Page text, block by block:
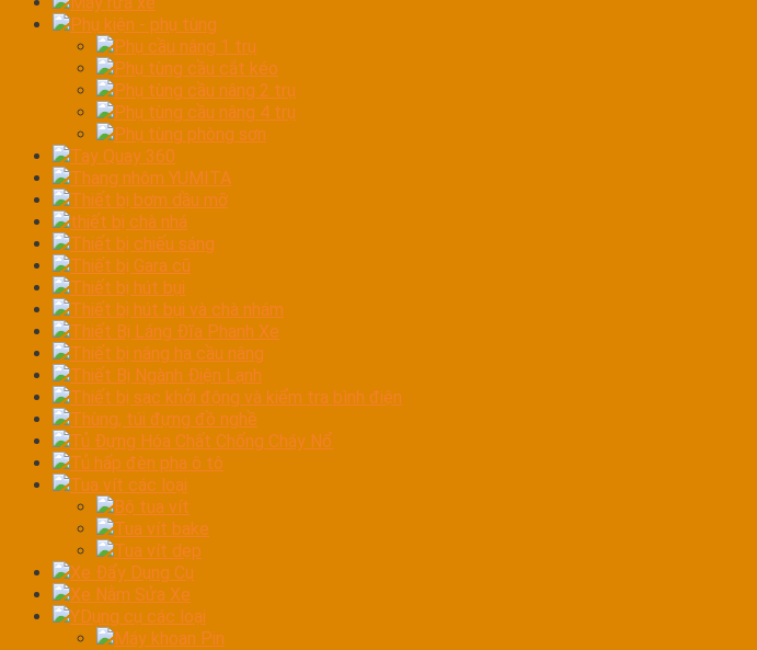
Phụ kiện - phụ tùng
Phụ cầu nâng 1 trụ
Phụ tùng cầu cắt kéo
Phụ tùng cầu nâng 2 trụ
Phụ tùng cầu nâng 4 trụ
Phụ tùng phòng sơn
Tay Quay 360
Thang nhôm YUMITA
Thiết bị bơm dầu mỡ
thiết bị chà nhá
Thiết bị chiếu sáng
Thiết bị Gara cũ
Thiết bị hút bụi
Thiết bị hút bụi và chà nhám
Thiết Bị Láng Đĩa Phanh Xe
Thiết bị nâng hạ cầu nâng
Thiết Bị Ngành Điện Lạnh
Thiết bị sạc khởi động và kiểm tra bình điện
Thùng, túi đựng đồ nghề
Tủ Đựng Hóa Chất Chống Cháy Nổ
Tủ hấp đèn pha ô tô
Tua vít các loại
Bộ tua vít
Tua vít bake
Tua vít dẹp
Xe Đẩy Dụng Cụ
Xe Nằm Sửa Xe
YDụng cụ các loại
Máy khoan Pin